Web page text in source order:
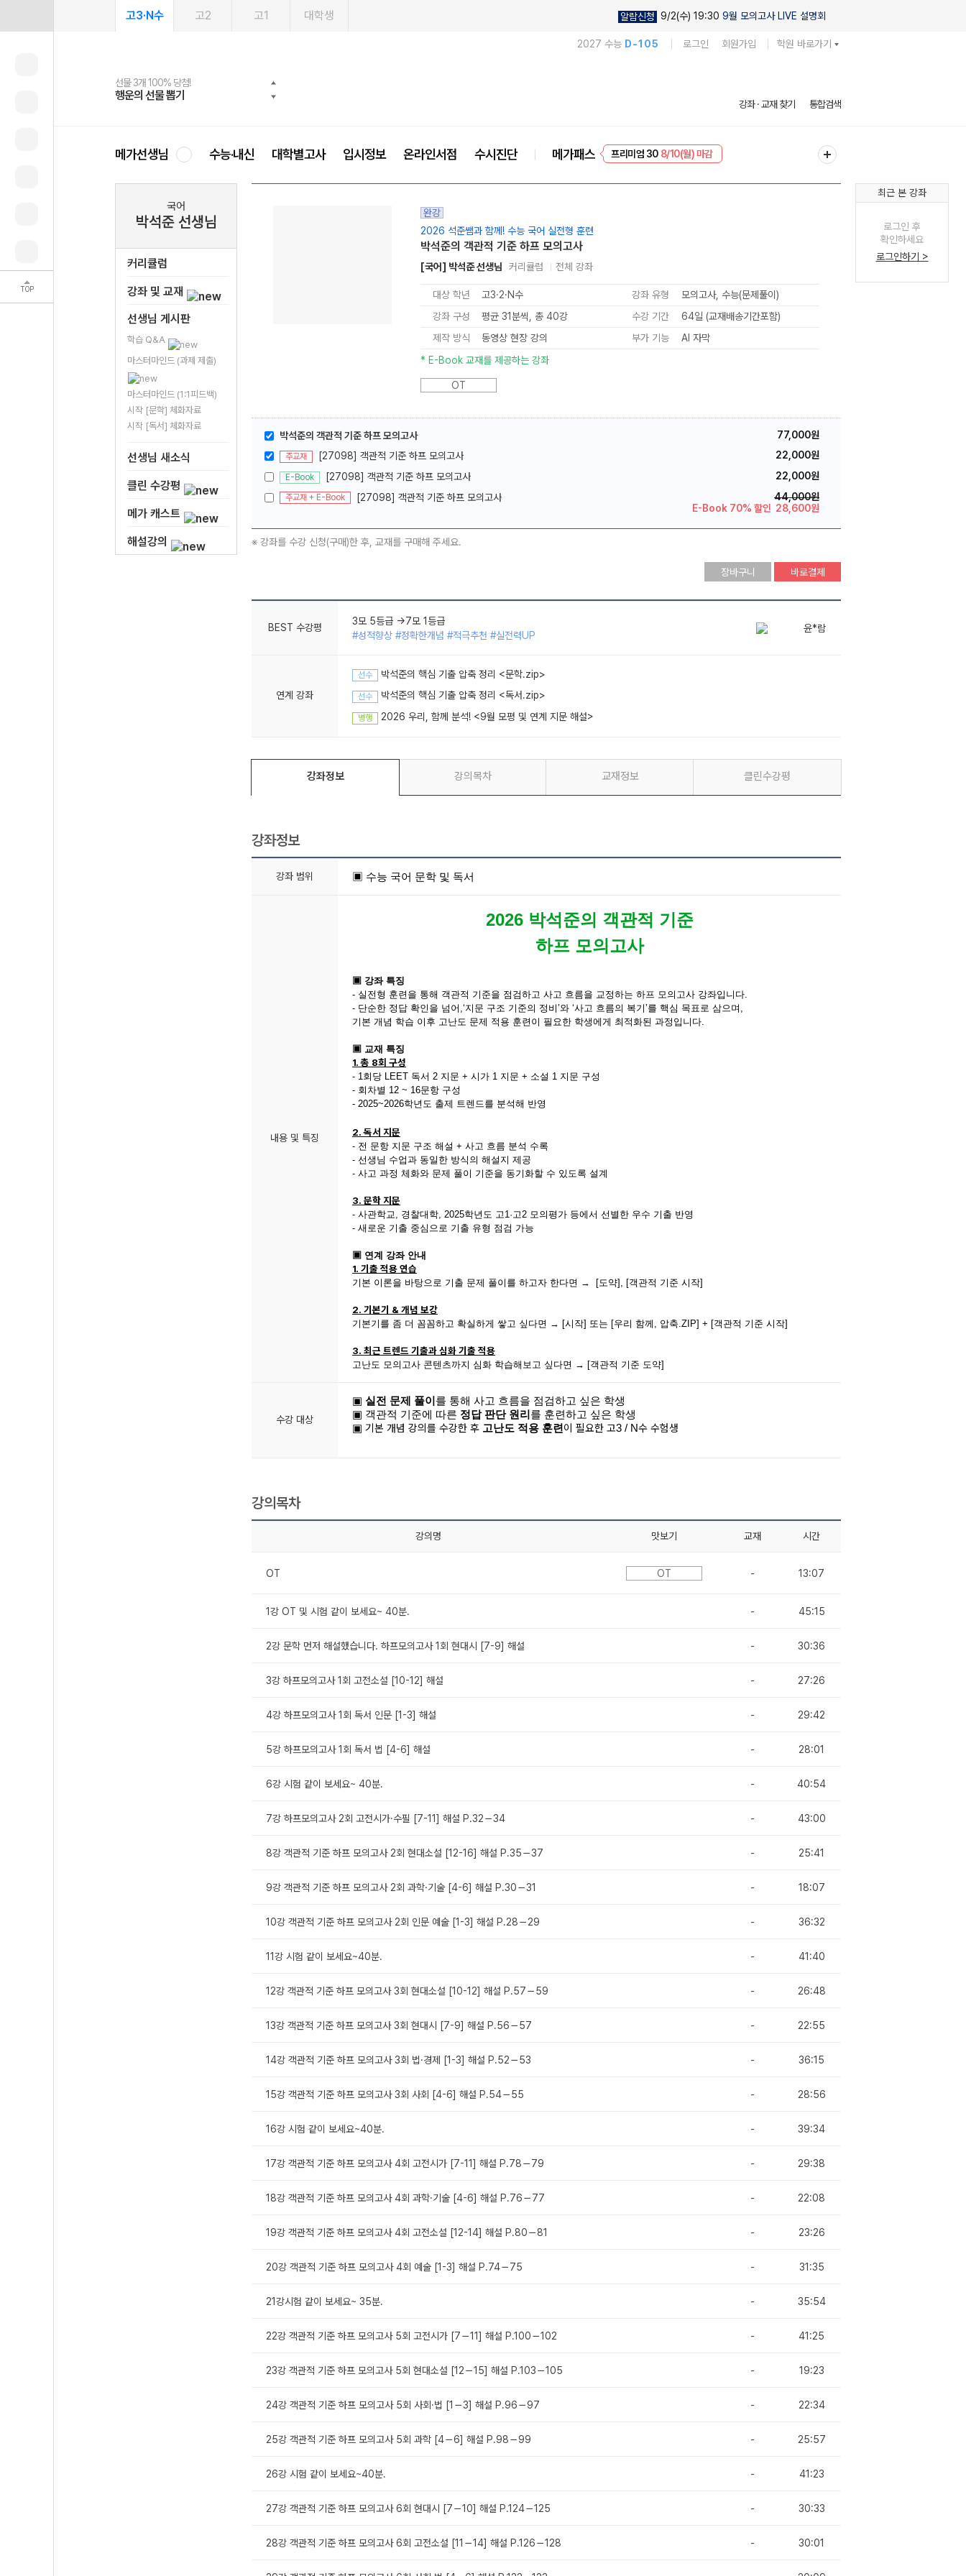
TOP
고3·N수 고2 고1 대학생 알람신청 9/2(수) 19:30 9월 모의고사 LIVE 설명회
2027 수능 D-105 로그인 회원가입 학원 바로가기
메가스터디
선물 3개 100% 당첨!
행운의 선물 뽑기
선물 100% 증정!
메가스터디 X 올리브
여름방학 스터디 캐시백
메가런 썸머스쿨
2027 러셀 단과
강사 공개선발
스마트러닝앱
설문 EVENT
메가패스
3일 무료 체험권
메가패스 수강생 무료혜택!
메가클럽 멤버십
사회공헌 캠페인
희망이룸 메가나눔
강좌 · 교재 찾기 통합검색
메가선생님 수능·내신 대학별고사 입시정보 온라인서점 수시진단 메가패스
프리미엄 30 8/10(월) 마감
국어
박석준 선생님
커리큘럼
강좌 및 교재
선생님 게시판
학습 Q&A
마스터마인드 (과제 제출)
마스터마인드 (1:1피드백)
시작 [문학] 체화자료
시작 [독서] 체화자료
선생님 새소식
클린 수강평
메가 캐스트
해설강의
완강
2026 석준쌤과 함께! 수능 국어 실전형 훈련
박석준의 객관적 기준 하프 모의고사
[국어] 박석준 선생님 커리큘럼 전체 강좌
대상 학년 고3·2·N수 강좌 유형
모의고사, 수능(문제풀이)
강좌 구성
평균 31분씩, 총 40강 수강 기간
64일 (교재배송기간포함)
제작 방식
동영상 현장 강의 부가 기능
AI 자막
* E-Book 교재를 제공하는 강좌
OT
박석준의 객관적 기준 하프 모의고사 77,000원
주교재 [27098] 객관적 기준 하프 모의고사 22,000원
E-Book [27098] 객관적 기준 하프 모의고사 22,000원
주교재 + E-Book [27098] 객관적 기준 하프 모의고사
44,000원
E-Book 70% 할인 28,600원
※ 강좌를 수강 신청(구매)한 후, 교재를 구매해 주세요.
장바구니 바로결제
BEST 수강평
3모 5등급 ->7모 1등급
#성적향상 #정확한개념 #적극추천 #실전력UP
윤*람
연계 강좌
선수 박석준의 핵심 기출 압축 정리 <문학.zip>
선수 박석준의 핵심 기출 압축 정리 <독서.zip>
병행 2026 우리, 함께 분석! <9월 모평 및 연계 지문 해설>
강좌정보 강의목차 교재정보 클린수강평
강좌정보
강좌 범위 ▣ 수능 국어 문학 및 독서
내용 및 특징
2026 박석준의 객관적 기준
하프 모의고사
▣ 강좌 특징
- 실전형 훈련을 통해 객관적 기준을 점검하고 사고 흐름을 교정하는 하프 모의고사 강좌입니다.
- 단순한 정답 확인을 넘어,‘지문 구조 기준의 정비’와 ‘사고 흐름의 복기’를 핵심 목표로 삼으며,
기본 개념 학습 이후 고난도 문제 적용 훈련이 필요한 학생에게 최적화된 과정입니다.
▣ 교재 특징
1. 총 8회 구성
- 1회당 LEET 독서 2 지문 + 시가 1 지문 + 소설 1 지문 구성
- 회차별 12 ~ 16문항 구성
- 2025~2026학년도 출제 트렌드를 분석해 반영
2. 독서 지문
- 전 문항 지문 구조 해설 + 사고 흐름 분석 수록
- 선생님 수업과 동일한 방식의 해설지 제공
- 사고 과정 체화와 문제 풀이 기준을 동기화할 수 있도록 설계
3. 문학 지문
- 사관학교, 경찰대학, 2025학년도 고1·고2 모의평가 등에서 선별한 우수 기출 반영
- 새로운 기출 중심으로 기출 유형 점검 가능
▣ 연계 강좌 안내
1. 기출 적용 연습
기본 이론을 바탕으로 기출 문제 풀이를 하고자 한다면 → [도약], [객관적 기준 시작]
2. 기본기 & 개념 보강
기본기를 좀 더 꼼꼼하고 확실하게 쌓고 싶다면 → [시작] 또는 [우리 함께, 압축.ZIP] + [객관적 기준 시작]
3. 최근 트렌드 기출과 심화 기출 적용
고난도 모의고사 콘텐츠까지 심화 학습해보고 싶다면 → [객관적 기준 도약]
수강 대상
▣ 실전 문제 풀이를 통해 사고 흐름을 점검하고 싶은 학생
▣ 객관적 기준에 따른 정답 판단 원리를 훈련하고 싶은 학생
▣ 기본 개념 강의를 수강한 후 고난도 적용 훈련이 필요한 고3 / N수 수험생
강의목차
강의명 맛보기 교재 시간
OT OT - 13:07
1강 OT 및 시험 같이 보세요~ 40분. - 45:15
2강 문학 먼저 해설했습니다. 하프모의고사 1회 현대시 [7-9] 해설 - 30:36
3강 하프모의고사 1회 고전소설 [10-12] 해설 - 27:26
4강 하프모의고사 1회 독서 인문 [1-3] 해설 - 29:42
5강 하프모의고사 1회 독서 법 [4-6] 해설 - 28:01
6강 시험 같이 보세요~ 40분. - 40:54
7강 하프모의고사 2회 고전시가·수필 [7-11] 해설 P.32－34 - 43:00
8강 객관적 기준 하프 모의고사 2회 현대소설 [12-16] 해설 P.35－37 - 25:41
9강 객관적 기준 하프 모의고사 2회 과학·기술 [4-6] 해설 P.30－31 - 18:07
10강 객관적 기준 하프 모의고사 2회 인문 예술 [1-3] 해설 P.28－29 - 36:32
11강 시험 같이 보세요~40분. - 41:40
12강 객관적 기준 하프 모의고사 3회 현대소설 [10-12] 해설 P.57－59 - 26:48
13강 객관적 기준 하프 모의고사 3회 현대시 [7-9] 해설 P.56－57 - 22:55
14강 객관적 기준 하프 모의고사 3회 법·경제 [1-3] 해설 P.52－53 - 36:15
15강 객관적 기준 하프 모의고사 3회 사회 [4-6] 해설 P.54－55 - 28:56
16강 시험 같이 보세요~40분. - 39:34
17강 객관적 기준 하프 모의고사 4회 고전시가 [7-11] 해설 P.78－79 - 29:38
18강 객관적 기준 하프 모의고사 4회 과학·기술 [4-6] 해설 P.76－77 - 22:08
19강 객관적 기준 하프 모의고사 4회 고전소설 [12-14] 해설 P.80－81 - 23:26
20강 객관적 기준 하프 모의고사 4회 예술 [1-3] 해설 P.74－75 - 31:35
21강시험 같이 보세요~ 35분. - 35:54
22강 객관적 기준 하프 모의고사 5회 고전시가 [7－11] 해설 P.100－102 - 41:25
23강 객관적 기준 하프 모의고사 5회 현대소설 [12－15] 해설 P.103－105 - 19:23
24강 객관적 기준 하프 모의고사 5회 사회·법 [1－3] 해설 P.96－97 - 22:34
25강 객관적 기준 하프 모의고사 5회 과학 [4－6] 해설 P.98－99 - 25:57
26강 시험 같이 보세요~40분. - 41:23
27강 객관적 기준 하프 모의고사 6회 현대시 [7－10] 해설 P.124－125 - 30:33
28강 객관적 기준 하프 모의고사 6회 고전소설 [11－14] 해설 P.126－128 - 30:01
최근 본 강좌
로그인 후
확인하세요
로그인하기 >